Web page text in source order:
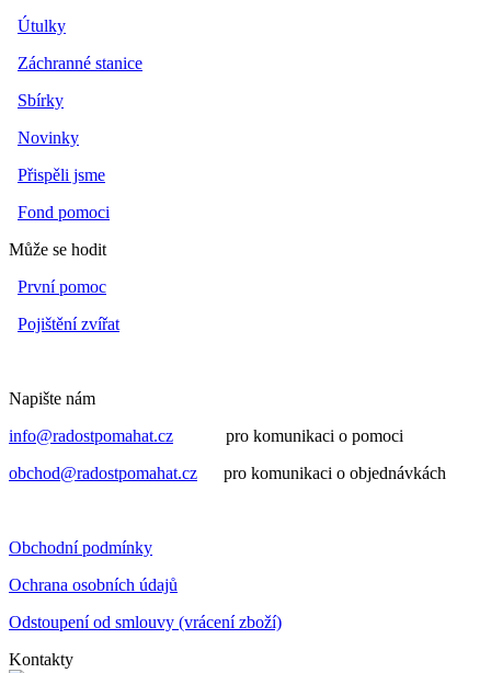
Útulky
Záchranné stanice
Sbírky
Novinky
Přispěli jsme
Fond pomoci
Může se hodit
První pomoc
Pojištění zvířat
Napište nám
info@radostpomahat.cz pro komunikaci o pomoci
obchod@radostpomahat.cz pro komunikaci o objednávkách
Obchodní podmínky
Ochrana osobních údajů
Odstoupení od smlouvy (vrácení zboží)
Kontakty